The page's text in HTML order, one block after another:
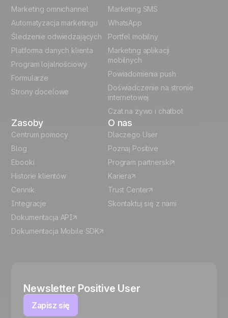
French
German
Italian
Español
Marketing omnichannel
Automatyzacja marketingu
Śledzenie odwiedzających
Platforma danych klienta
Program lojalnościowy
Formularze
Strony docelowe
Marketing SMS
WhatsApp
Portfel mobilny
Marketing aplikacji
mobilnych
Powiadomienia push
Doświadczenie na stronie
internetowej
Czat na żywo i chatbot
Zasoby
Centrum pomocy
Blog
Ebooki
Historie klientów
Cennik
Integracje
Dokumentacja API
Dokumentacja Mobile SDK
O nas
Dlaczego User
Poznaj Positive
Program partnerski
Kariera
Trust Center
Skontaktuj się z nami
Newsletter Positive User
Zapisz się